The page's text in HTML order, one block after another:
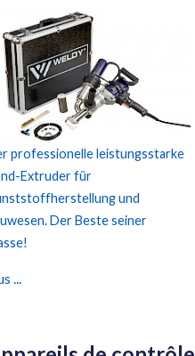
professionelle leistungsstarke
Extruder für
und
Der Beste seiner
...